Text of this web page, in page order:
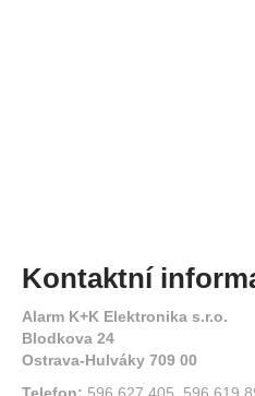
Kontaktní
Alarm K+K Elektronika s.r.o.
Blodkova 24
Ostrava-Hulváky 709 00